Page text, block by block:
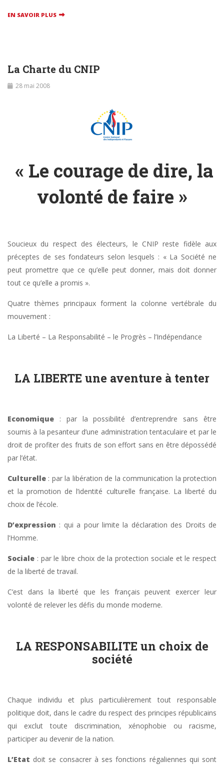
EN SAVOIR PLUS
La Charte du CNIP
28 mai 2008
« Le courage de dire, la
volonté de faire »
Soucieux du respect des électeurs, le CNIP reste fidèle aux
préceptes de ses fondateurs selon lesquels : « La Société ne
peut promettre que ce qu’elle peut donner, mais doit donner
tout ce qu’elle a promis ».
Quatre thèmes principaux forment la colonne vertébrale du
mouvement :
La Liberté – La Responsabilité – le Progrès – l’Indépendance
LA LIBERTE une aventure à tenter
Economique : par la possibilité d’entreprendre sans être
soumis à la pesanteur d’une administration tentaculaire et par le
droit de profiter des fruits de son effort sans en être dépossédé
par l’état.
Culturelle : par la libération de la communication la protection
et la promotion de l’identité culturelle française. La liberté du
choix de l’école.
D’expression : qui a pour limite la déclaration des Droits de
l’Homme.
Sociale : par le libre choix de la protection sociale et le respect
de la liberté de travail.
C’est dans la liberté que les français peuvent exercer leur
volonté de relever les défis du monde moderne.
LA RESPONSABILITE un choix de
société
Chaque individu et plus particulièrement tout responsable
politique doit, dans le cadre du respect des principes républicains
qui exclut toute discrimination, xénophobie ou racisme,
participer au devenir de la nation.
L’Etat doit se consacrer à ses fonctions régaliennes qui sont